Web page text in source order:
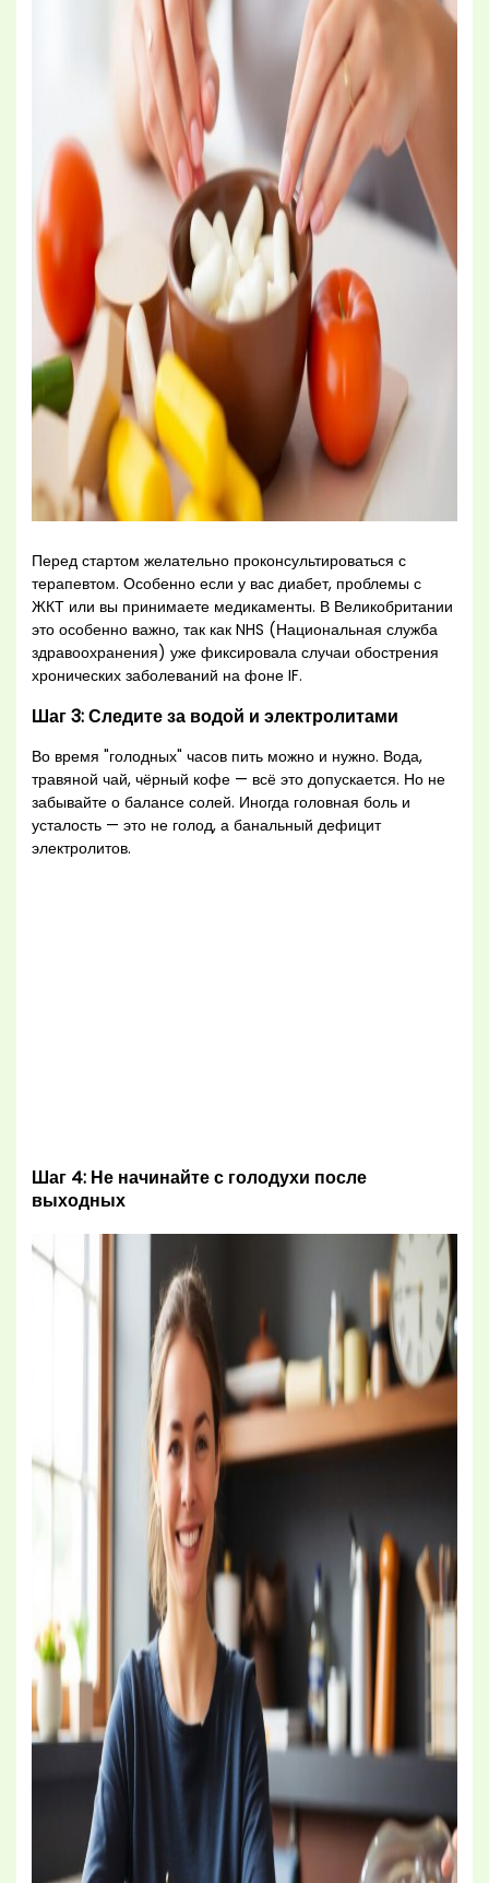
Перед стартом желательно проконсультироваться с
терапевтом. Особенно если у вас диабет, проблемы с
ЖКТ или вы принимаете медикаменты. В Великобритании
это особенно важно, так как NHS (Национальная служба
здравоохранения) уже фиксировала случаи обострения
хронических заболеваний на фоне IF.
Шаг 3: Следите за водой и электролитами
Во время "голодных" часов пить можно и нужно. Вода,
травяной чай, чёрный кофе — всё это допускается. Но не
забывайте о балансе солей. Иногда головная боль и
усталость — это не голод, а банальный дефицит
электролитов.
Шаг 4: Не начинайте с голодухи после
выходных